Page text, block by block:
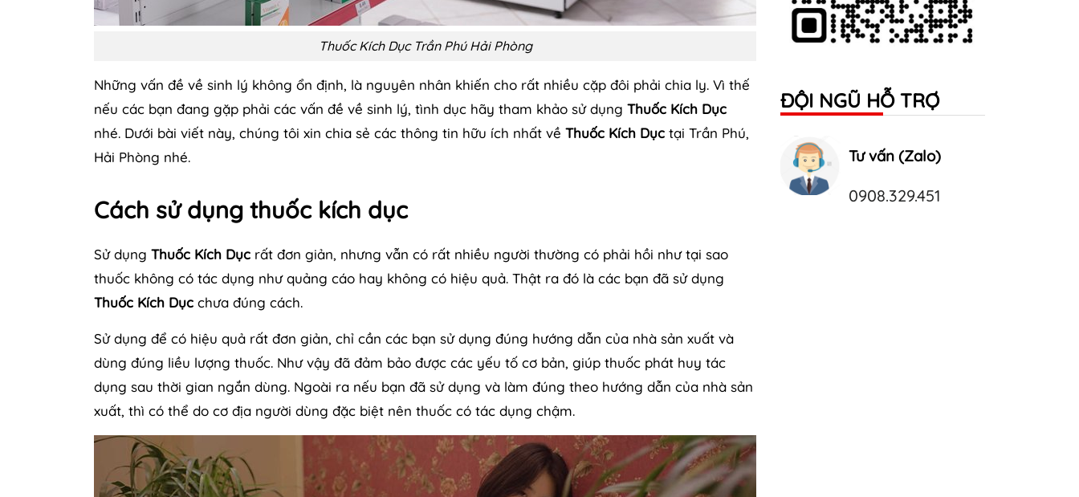
Thuốc Kích Dục Trần Phú Hải Phòng
Những vấn đề về sinh lý không ổn định, là nguyên nhân khiến cho rất nhiều cặp đôi phải chia ly. Vì thế
nếu các bạn đang gặp phải các vấn đề về sinh lý, tình dục hãy tham khảo sử dụng Thuốc Kích Dục
nhé. Dưới bài viết này, chúng tôi xin chia sẻ các thông tin hữu ích nhất về Thuốc Kích Dục tại Trần Phú,
Hải Phòng nhé.
Cách sử dụng thuốc kích dục
Sử dụng Thuốc Kích Dục rất đơn giản, nhưng vẫn có rất nhiều người thường có phải hồi như tại sao
thuốc không có tác dụng như quảng cáo hay không có hiệu quả. Thật ra đó là các bạn đã sử dụng
Thuốc Kích Dục chưa đúng cách.
Sử dụng để có hiệu quả rất đơn giản, chỉ cần các bạn sử dụng đúng hướng dẫn của nhà sản xuất và
dùng đúng liều lượng thuốc. Như vậy đã đảm bảo được các yếu tố cơ bản, giúp thuốc phát huy tác
dụng sau thời gian ngắn dùng. Ngoài ra nếu bạn đã sử dụng và làm đúng theo hướng dẫn của nhà sản
xuất, thì có thể do cơ địa người dùng đặc biệt nên thuốc có tác dụng chậm.
ĐỘI NGŨ HỖ TRỢ
Tư vấn (Zalo)
0908.329.451